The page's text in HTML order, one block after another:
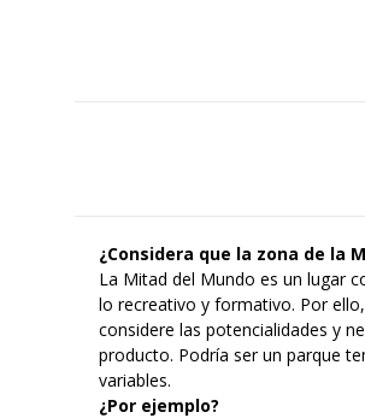
¿Considera que la zona de la
La Mitad del Mundo es un lugar
lo recreativo y formativo. Por
considere las potencialidades y
producto. Podría ser un parque
variables.
¿Por ejemplo?